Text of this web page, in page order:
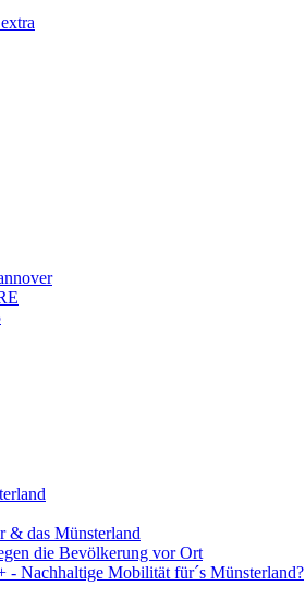
& das Münsterland
die Bevölkerung vor Ort
- Nachhaltige Mobilität für´s Münsterland?